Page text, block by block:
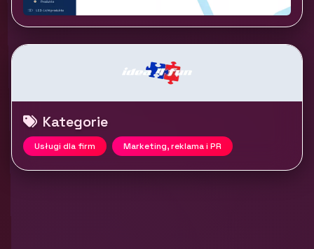
Kategorie
Usługi dla firm Marketing, reklama i PR